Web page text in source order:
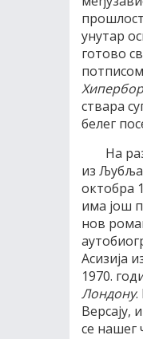
унутар
готово
ствара
белег
На
из
октобра
има још
нов
Асизија
1970.
Лондону.
Версају,
се нашег